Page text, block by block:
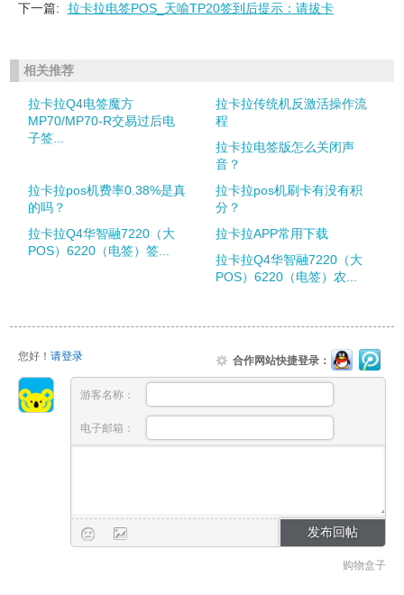
下一篇:
拉卡拉电签POS_天喻TP20签到后提示：请拔卡
相关推荐
拉卡拉Q4电签魔方
MP70/MP70-R交易过后电
子签...
拉卡拉传统机反激活操作流
程
拉卡拉电签版怎么关闭声
音？
拉卡拉pos机费率0.38%是真
的吗？
拉卡拉pos机刷卡有没有积
分？
拉卡拉Q4华智融7220（大
POS）6220（电签）签...
拉卡拉APP常用下载
拉卡拉Q4华智融7220（大
POS）6220（电签）农...
您好！ 请登录 合作网站快捷登录：
游客名称：
电子邮箱：
购物盒子